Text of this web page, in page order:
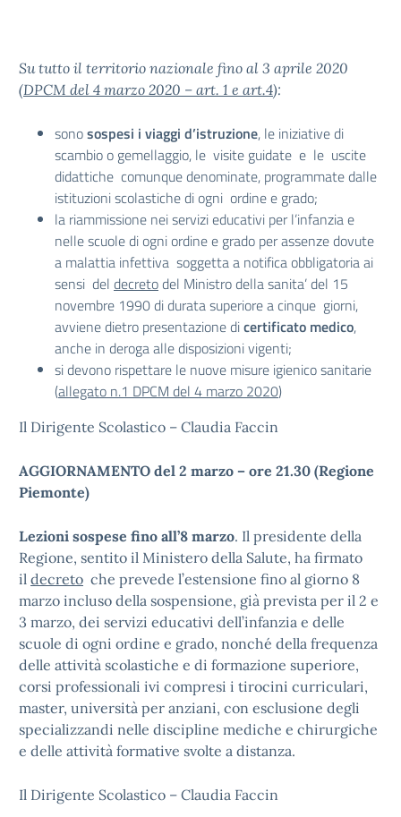
Su tutto il territorio nazionale fino al 3 aprile 2020
(DPCM del 4 marzo 2020 – art. 1 e art.4):
sonosospesi i viaggi d’istruzione, le iniziative di
scambio o gemellaggio, le visite guidate e le uscite
didattiche comunque denominate, programmate dalle
istituzioni scolastiche di ogni ordine e grado;
la riammissione nei servizi educativi per l’infanzia e
nelle scuole di ogni ordine e grado per assenze dovute
a malattia infettiva soggetta a notifica obbligatoria ai
sensi del decretodel Ministro della sanita’ del 15
novembre 1990 di durata superiore a cinque giorni,
avviene dietro presentazione dicertificato medico,
anche in deroga alle disposizioni vigenti;
si devono rispettare le nuove misure igienico sanitarie
(allegato n.1 DPCM del 4 marzo 2020)
Il Dirigente Scolastico – Claudia Faccin
AGGIORNAMENTO del 2 marzo – ore 21.30 (Regione
Piemonte)
Lezioni sospese fino all’8 marzo. Il presidente della
Regione, sentito il Ministero della Salute, ha firmato
il decreto che prevede l’estensione fino al giorno 8
marzo incluso della sospensione, già prevista per il 2 e
3 marzo, dei servizi educativi dell’infanzia e delle
scuole di ogni ordine e grado, nonché della frequenza
delle attività scolastiche e di formazione superiore,
corsi professionali ivi compresi i tirocini curriculari,
master, università per anziani, con esclusione degli
specializzandi nelle discipline mediche e chirurgiche
e delle attività formative svolte a distanza.
Il Dirigente Scolastico – Claudia Faccin